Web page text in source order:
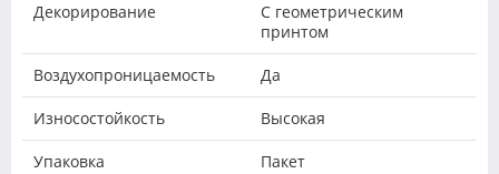
Декорирование
С геометрическим
принтом
Воздухопроницаемость Да
Износостойкость Высокая
Упаковка Пакет